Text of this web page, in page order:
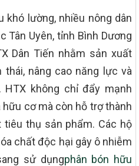
khó lường, nhiều nông dân
Tân Uyên, tỉnh Bình Dương
Dân Tiến nhằm sản xuất
nâng cao năng lực và
không chỉ đẩy mạnh
cơ mà còn hỗ trợ thành
tiêu thụ sản phẩm. Các hộ
chất độc hại gây ô nhiễm
sử dụngphân bón hữu